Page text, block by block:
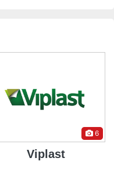
6
Viplast